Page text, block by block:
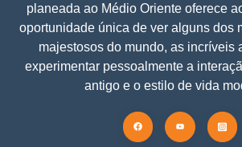
planeada ao Médio Oriente oferece
oportunidade única de ver alguns dos
majestosos do mundo, as incríveis
experimentar pessoalmente a
antigo e o estilo de vida